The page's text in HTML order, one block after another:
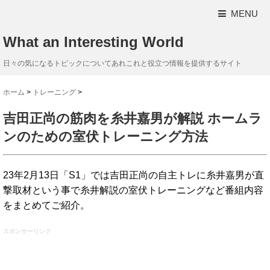
MENU
What an Interesting World
日々の気になるトピックについてあれこれと役立つ情報を提供するサイト
ホーム > トレーニング >
吉田正尚の筋肉を糸井嘉男が解説 ホームラ
ンのための室伏トレーニング方法
23年2月13日「S1」では吉田正尚の自主トレに糸井嘉男が直
撃取材という事で糸井解説の室伏トレーニングなど番組内容
をまとめてご紹介。
スポンサーリンク